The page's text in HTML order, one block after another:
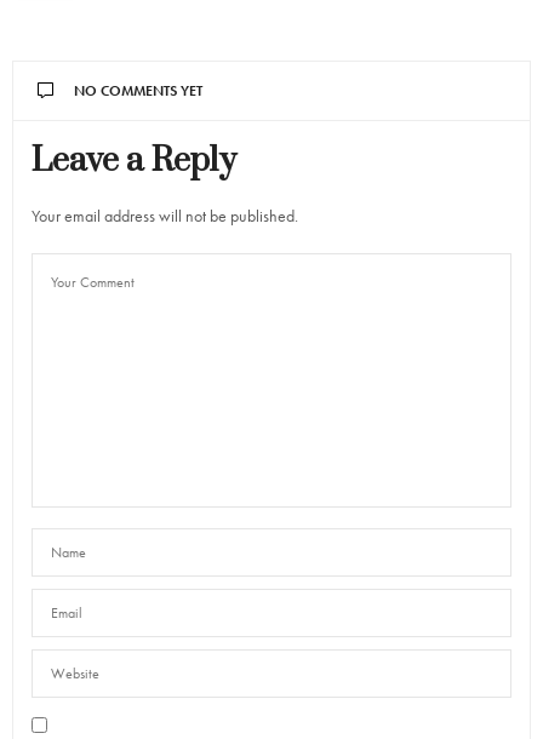
NO COMMENTS YET
Leave a Reply
Your email address will not be published.